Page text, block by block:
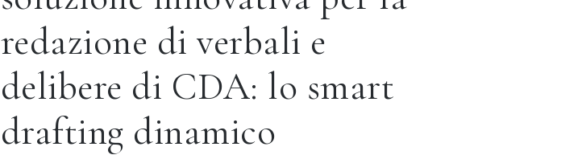
redazione di verbali e
delibere di CDA: lo smart
drafting dinamico